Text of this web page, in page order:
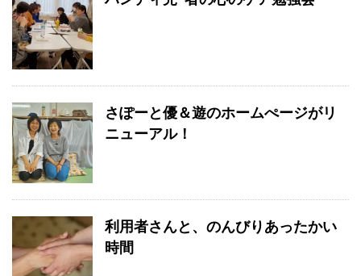
さぽーと優＆遊のホームぺージがリ
ニューアル！
利用者さんと、のんびりあったかい
時間